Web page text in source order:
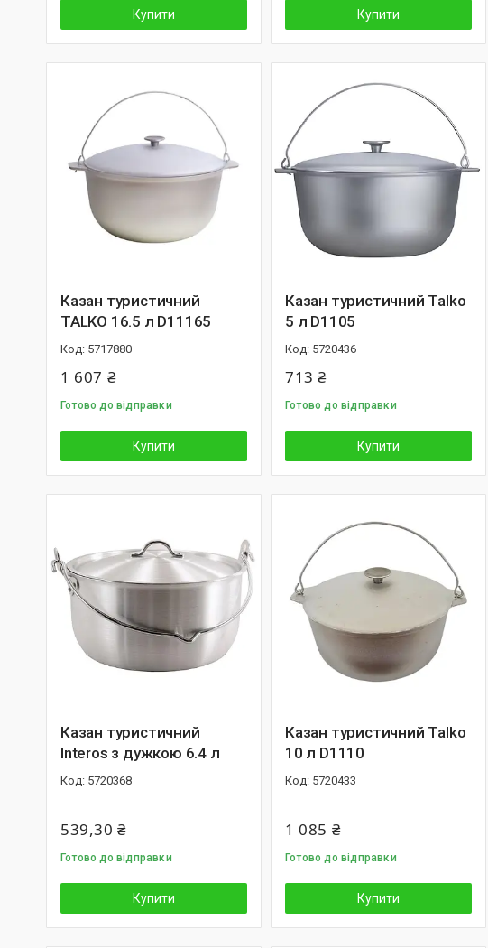
Купити Купити
Казан туристичний
TALKO 16.5 л D11165
5717880
1 607 ₴
Готово до відправки
Купити
Казан туристичний Talko
5 л D1105
5720436
713 ₴
Готово до відправки
Купити
Казан туристичний
Interos з дужкою 6.4 л
5720368
539,30 ₴
Готово до відправки
Купити
Казан туристичний Talko
10 л D1110
5720433
1 085 ₴
Готово до відправки
Купити